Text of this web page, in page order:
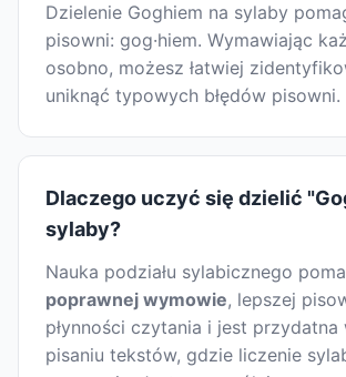
Dzielenie Goghiem na sylaby
pisowni: gog·hiem. Wymawiając
osobno, możesz łatwiej
uniknąć typowych błędów pisowni.
Dlaczego uczyć się dzielić
sylaby?
Nauka podziału sylabicznego
poprawnej wymowie, lepszej
płynności czytania i jest przydatna
pisaniu tekstów, gdzie liczenie